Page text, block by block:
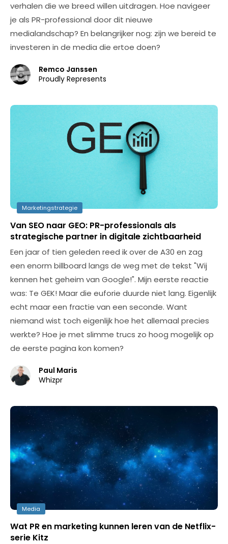
verhalen die we breed willen uitdragen. Hoe navigeer
je als PR-professional door dit nieuwe
medialandschap? En belangrijker nog: zijn we bereid te
investeren in de media die ertoe doen?
Remco Janssen
Proudly Represents
Marketingstrategie
Van SEO naar GEO: PR-professionals als
strategische partner in digitale zichtbaarheid
Een jaar of tien geleden reed ik over de A30 en zag
een enorm billboard langs de weg met de tekst "Wij
kennen het geheim van Google!". Mijn eerste reactie
was: Te GEK! Maar die euforie duurde niet lang. Eigenlijk
echt maar een fractie van een seconde. Want
niemand wist toch eigenlijk hoe het allemaal precies
werkte? Hoe je met slimme trucs zo hoog mogelijk op
de eerste pagina kon komen?
Paul Maris
Whizpr
Media
Wat PR en marketing kunnen leren van de Netflix-
serie Kitz